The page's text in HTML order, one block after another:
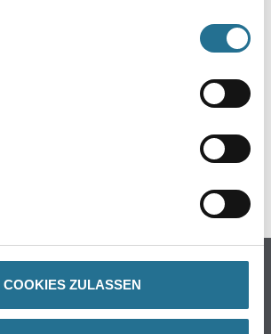
COOKIES ZULASSEN